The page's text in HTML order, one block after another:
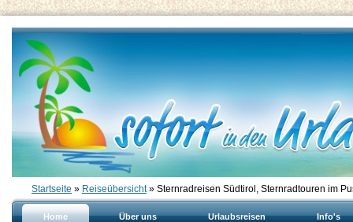
Startseite » Reiseübersicht» Sternradreisen Südtirol, Sternradtouren im
Home Über uns Urlaubsreisen Info's